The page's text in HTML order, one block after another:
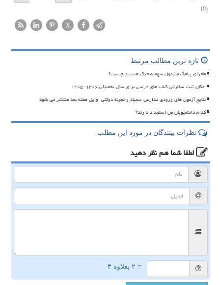
(0)
X
تازه ترین مطالب مرتبط
ماجرای پیامک مشمول سهمیه جنگ هستید چیست؟
امکان ثبت سفارش کتاب های درسی برای سال تحصیلی ۱۴۰۶–۱۴۰۵
نتایج آزمون های ورودی مدارس سمپاد و نمونه دولتی اوایل هفته بعد منتشر می شود
کدام دانشجویان من استعداد دارند؟
نظرات بینندگان در مورد این مطلب
لطفا شما همنظر دهید
= ۲ بعلاوه ۳